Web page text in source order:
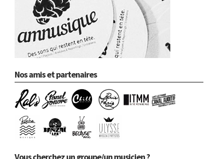
Nos amis et partenaires